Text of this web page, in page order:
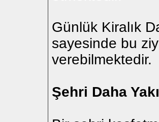
Günlük Kiralık
sayesinde bu
verebilmektedir.
Şehri Daha